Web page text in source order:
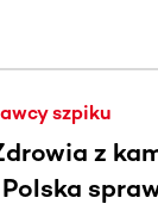
Użyj
szpiku
z
Polska